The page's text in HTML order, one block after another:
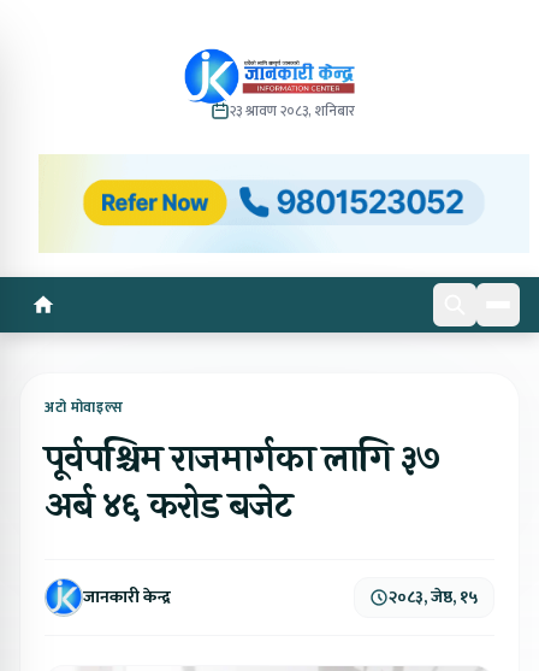
२३ श्रावण २०८३, शनिबार
अटो मोवाइल्स
पूर्वपश्चिम राजमार्गका लागि ३७
अर्ब ४६ करोड बजेट
जानकारी केन्द्र २०८३, जेष्ठ, १५